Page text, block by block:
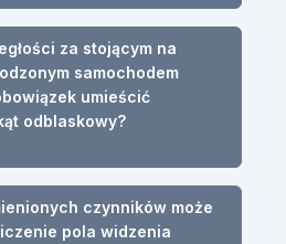
za stojącym na
samochodem
umieścić
odblaskowy?
czynników może
pola widzenia